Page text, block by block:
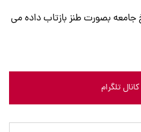
بصورت طنز بازتاب داده می
تلگرام